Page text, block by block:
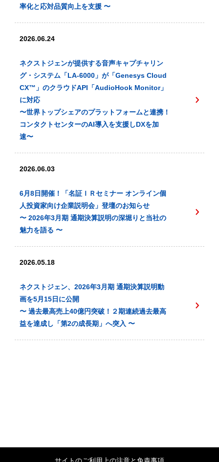
率化と応対品質向上を支援 〜
2026.06.24
ネクストジェンが提供する音声キャプチャリン
グ・システム「LA-6000」が「Genesys Cloud
CX™️」のクラウドAPI「AudioHook Monitor」
に対応
〜世界トップシェアのプラットフォームと連携！
コンタクトセンターのAI導入を支援しDXを加
速〜
2026.06.03
6月8日開催！「名証ＩＲセミナー オンライン個
人投資家向け企業説明会」登壇のお知らせ
〜 2026年3月期 通期決算説明の深堀りと当社の
魅力を語る 〜
2026.05.18
ネクストジェン、2026年3月期 通期決算説明動
画を5月15日に公開
〜 過去最高売上40億円突破！２期連続過去最高
益を達成し「第2の成長期」へ突入 〜